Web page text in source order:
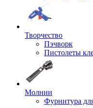
Творчество
Пэчворк
Пистолеты
Молнии
Фурнитура